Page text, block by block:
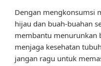
Dengan mengkonsumsi
hijau dan buah-buahan
membantu menurunkan
menjaga kesehatan
jangan ragu untuk